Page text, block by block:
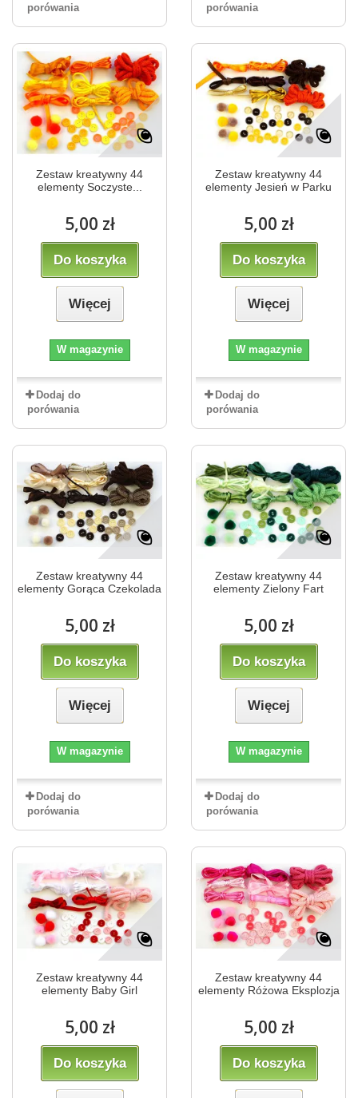
porówania porówania
Zestaw kreatywny 44
elementy Soczyste...
5,00 zł
Do koszyka
Więcej
W magazynie
Dodaj do
porówania
Zestaw kreatywny 44
elementy Jesień w Parku
5,00 zł
Do koszyka
Więcej
W magazynie
Dodaj do
porówania
Zestaw kreatywny 44
elementy Gorąca Czekolada
5,00 zł
Do koszyka
Więcej
W magazynie
Dodaj do
porówania
Zestaw kreatywny 44
elementy Zielony Fart
5,00 zł
Do koszyka
Więcej
W magazynie
Dodaj do
porówania
Zestaw kreatywny 44
elementy Baby Girl
5,00 zł
Do koszyka
Zestaw kreatywny 44
elementy Różowa Eksplozja
5,00 zł
Do koszyka